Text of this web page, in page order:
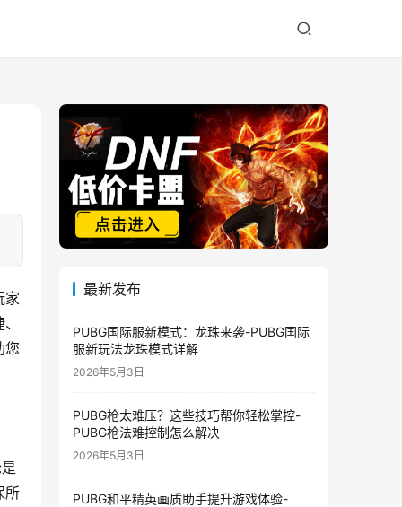
家
您
所
最新发布
PUBG国际服新模式：龙珠来袭-PUBG国际
服新玩法龙珠模式详解
2026年5月3日
PUBG枪太难压？这些技巧帮你轻松掌控-
PUBG枪法难控制怎么解决
2026年5月3日
PUBG和平精英画质助手提升游戏体验-